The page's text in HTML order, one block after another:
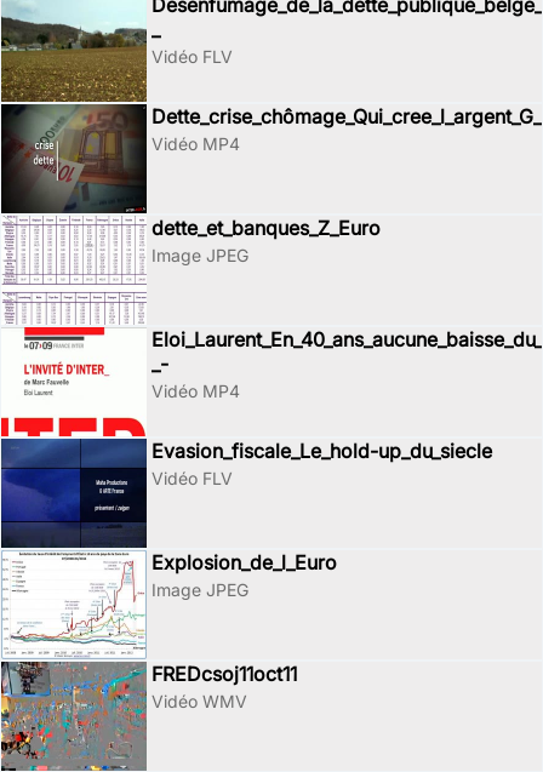
_
Vidéo FLV
Vidéo MP4
dette_et_banques_Z_Euro
Image JPEG
_-
Vidéo MP4
Evasion_fiscale_Le_hold-up_du_siecle
Vidéo FLV
Explosion_de_l_Euro
Image JPEG
FREDcsoj11oct11
Vidéo WMV